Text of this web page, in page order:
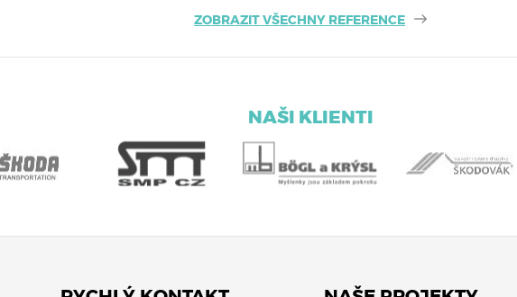
ZOBRAZIT VŠECHNY REFERENCE
NAŠI KLIENTI